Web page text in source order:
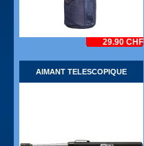
29.90 CHF
AIMANT TELESCOPIQUE